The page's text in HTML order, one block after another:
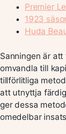
Premier
1923
Huda
Sanningen är
omvandla till
tillförlitliga
att utnyttja
ger dessa
omedelbar